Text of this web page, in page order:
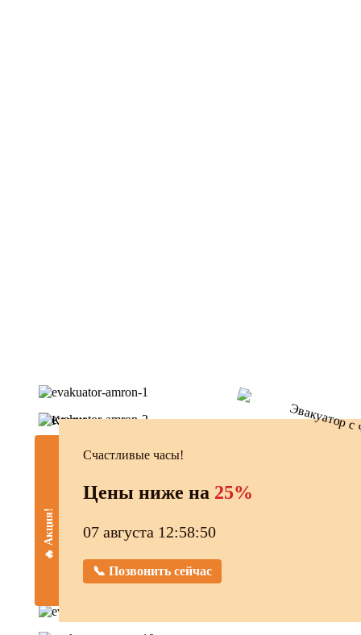
🔥 Акция!
Счастливые часы!
Цены ниже на 25%
07 августа 12:58:51
📞 Позвонить сейчас